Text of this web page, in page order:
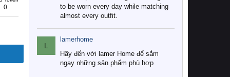
0
to be worn every day while matching
almost every outfit.
L
lamerhome
Hãy đến với lamer Home để sắm
ngay những sản phẩm phù hợp